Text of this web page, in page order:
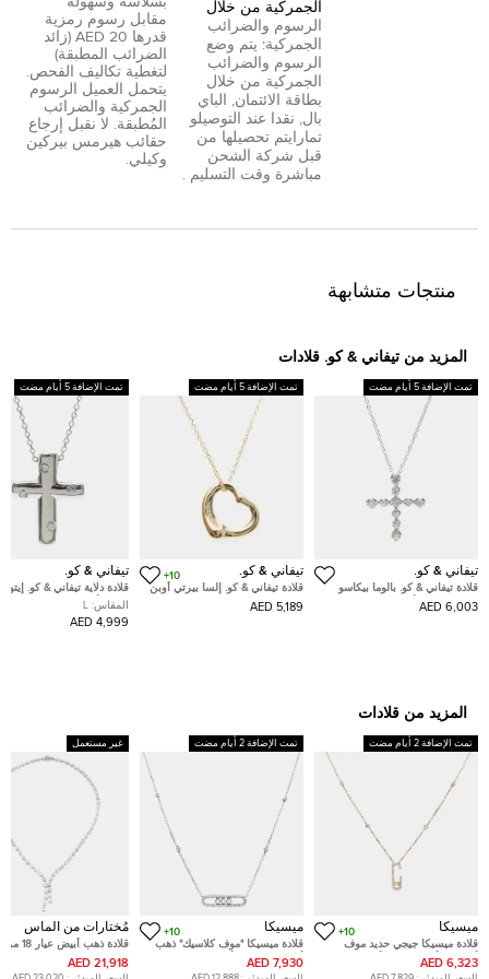
الجمركية من خلال
الرسوم والضرائب
الجمركية: يتم وضع
الرسوم والضرائب
الجمركية من خلال
بطاقة الائتمان,
الباي
بال, نقدا عند التوصيلو
تمارا يتم تحصيلها من
قبل شركة الشحن
مباشرة وقت التسليم .
مقابل رسوم رمزية
قدرها 20 AED (زائد
الضرائب المطبقة)
لتغطية تكاليف الفحص.
يتحمل العميل الرسوم
الجمركية والضرائب
المُطبقة. لا نقبل إرجاع
حقائب هيرمس بيركين
وكيلي.
منتجات متشابهة
المزيد من تيفاني & كو. قلادات
تمت الإضافة 5 أيام مضت
تيفاني & كو.
قلادة تيفاني & كو. بالوما بيكاسو
والماس
6,003 AED
تمت الإضافة 5 أيام مضت
تيفاني & كو.
10+
قلادة تيفاني & كو. إلسا بيرتي أوبن
هارت ذهب وردي عيار 18 ماسي
5,189 AED
تمت الإضافة 5 أيام مضت
تيفاني & كو.
قلادة دلاية تيفاني & كو.
صليب ألماس 0.10 قيراط بلاتينيوم
المقاس: L
4,999 AED
المزيد من قلادات
تمت الإضافة 2 أيام مضت
ميسيكا
10+
قلادة ميسيكا جيجي حديد موف
أديكشن ألماس ذهب أصفر عيار 18
6,323 AED
تمت الإضافة 2 أيام مضت
ميسيكا
10+
قلادة ميسيكا "موف كلاسيك" ذهب
أبيض عيار 18 و ألماس بافيه
7,930 AED
غير مستعمل
مُختارات من الماس
قلادة ذهب أبيض
قيراط
21,918 AED